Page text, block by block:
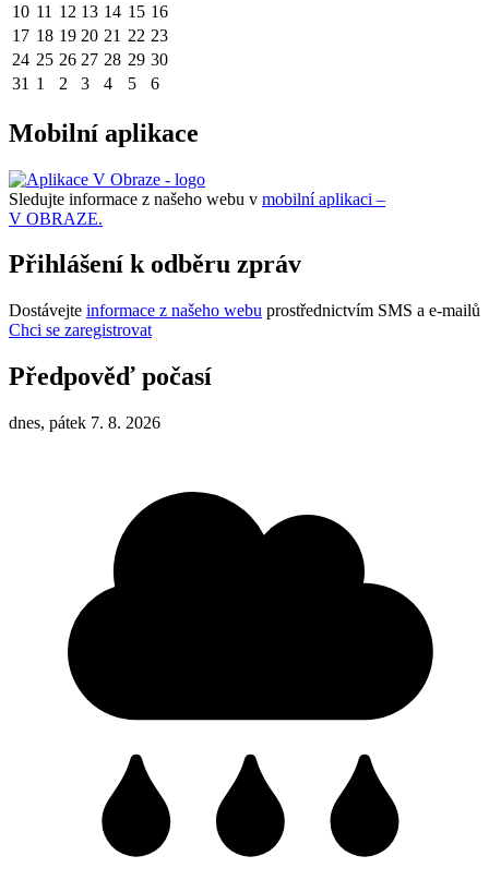
10 11 12 13 14 15 16
17 18 19 20 21 22 23
24 25 26 27 28 29 30
31 1 2 3 4 5 6
Mobilní aplikace
Sledujte informace z našeho webu v mobilní aplikaci –
V OBRAZE.
Přihlášení k odběru zpráv
Dostávejte informace z našeho webu prostřednictvím SMS a e-mailů
Chci se zaregistrovat
Předpověď počasí
dnes, pátek 7. 8. 2026